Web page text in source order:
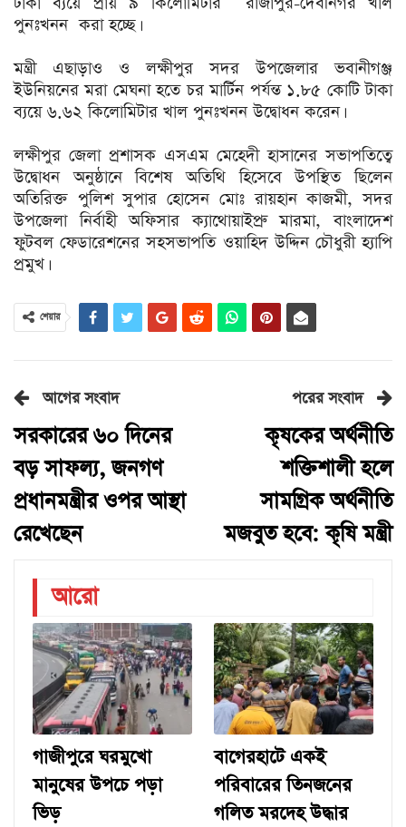
পুনঃখনন করা হচ্ছে।
‎মন্ত্রী এছাড়াও ও লক্ষীপুর সদর উপজেলার ভবানীগঞ্জ
ইউনিয়নের মরা মেঘনা হতে চর মার্টিন পর্যন্ত ১.৮৫ কোটি টাকা
ব্যয়ে ৬.৬২ কিলোমিটার খাল পুনঃখনন উদ্বোধন করেন।
‎লক্ষীপুর জেলা প্রশাসক এসএম মেহেদী হাসানের সভাপতিত্বে
উদ্বোধন অনুষ্ঠানে বিশেষ অতিথি হিসেবে উপস্থিত ছিলেন
অতিরিক্ত পুলিশ সুপার হোসেন মোঃ রায়হান কাজমী, সদর
উপজেলা নির্বাহী অফিসার ক্যাথোয়াইপ্রু মারমা, বাংলাদেশ
ফুটবল ফেডারেশনের সহসভাপতি ওয়াহিদ উদ্দিন চৌধুরী হ্যাপি
প্রমুখ।
শেয়ার
আগের সংবাদ
সরকারের ৬০ দিনের
বড় সাফল্য, জনগণ
প্রধানমন্ত্রীর ওপর আস্থা
রেখেছেন
পরের সংবাদ
কৃষকের অর্থনীতি
শক্তিশালী হলে
সামগ্রিক অর্থনীতি
মজবুত হবে: কৃষি মন্ত্রী
আরো
গাজীপুরে ঘরমুখো
মানুষের উপচে পড়া
ভিড়
বাগেরহাটে একই
পরিবারের তিনজনের
গলিত মরদেহ উদ্ধার